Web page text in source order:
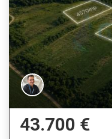
43.700 €